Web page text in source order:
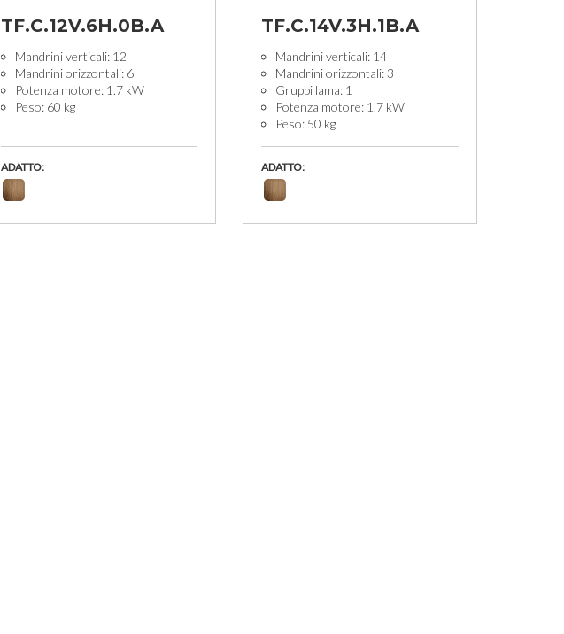
TF.C.12V.6H.0B.A
Mandrini verticali: 12
Mandrini orizzontali: 6
Potenza motore: 1.7 kW
Peso: 60 kg
ADATTO:
TF.C.14V.3H.1B.A
Mandrini verticali: 14
Mandrini orizzontali: 3
Gruppi lama: 1
Potenza motore: 1.7 kW
Peso: 50 kg
ADATTO: